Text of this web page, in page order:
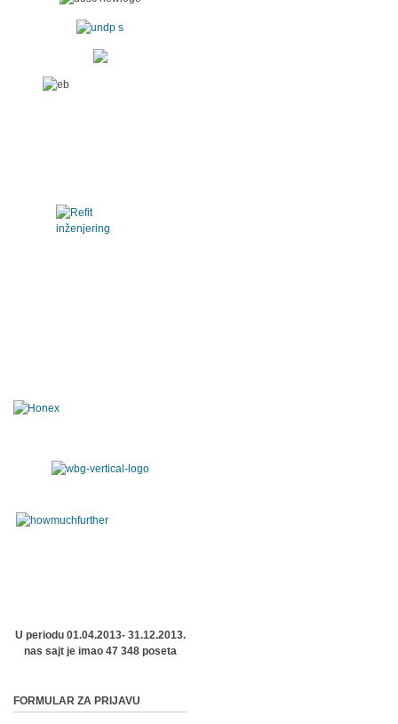
U periodu 01.04.2013- 31.12.2013.
nas sajt je imao 47 348 poseta
FORMULAR ZA PRIJAVU